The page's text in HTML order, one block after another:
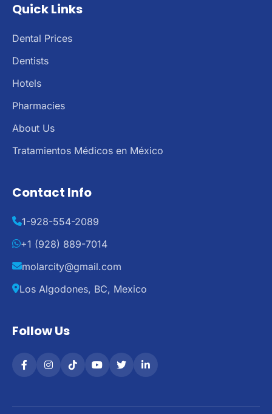
Quick Links
Dental Prices
Dentists
Hotels
Pharmacies
About Us
Tratamientos Médicos en México
Contact Info
1-928-554-2089
+1 (928) 889-7014
molarcity@gmail.com
Los Algodones, BC, Mexico
Follow Us